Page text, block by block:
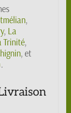
,
, La
Trinité,
, et
.